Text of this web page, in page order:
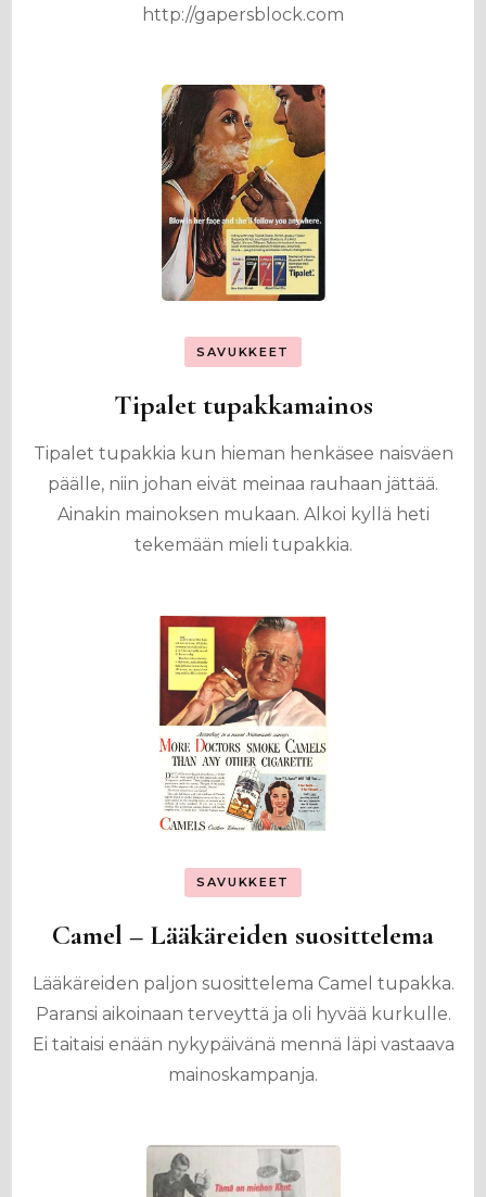
http://gapersblock.com
SAVUKKEET
Tipalet tupakkamainos
Tipalet tupakkia kun hieman henkäsee naisväen
päälle, niin johan eivät meinaa rauhaan jättää.
Ainakin mainoksen mukaan. Alkoi kyllä heti
tekemään mieli tupakkia.
SAVUKKEET
Camel – Lääkäreiden suosittelema
Lääkäreiden paljon suosittelema Camel tupakka.
Paransi aikoinaan terveyttä ja oli hyvää kurkulle.
Ei taitaisi enään nykypäivänä mennä läpi vastaava
mainoskampanja.